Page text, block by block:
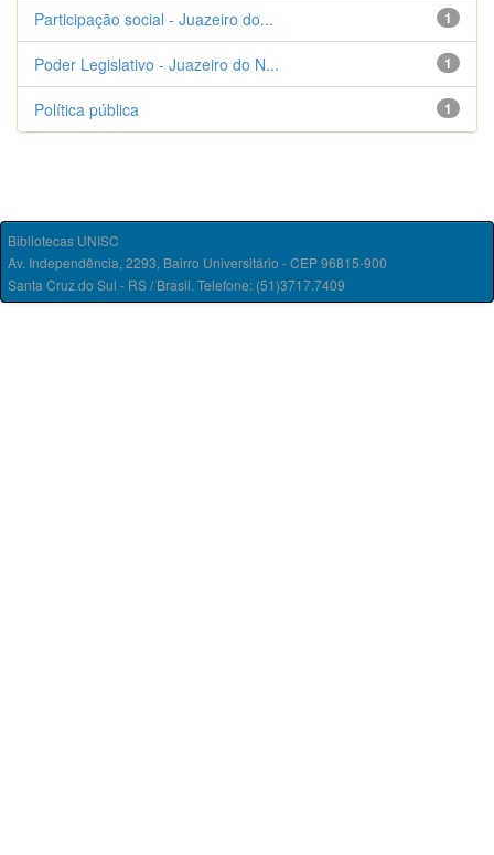
1
Participação social - Juazeiro do...
1
Poder Legislativo - Juazeiro do N...
1
Política pública
Bibliotecas UNISC
Av. Independência, 2293, Bairro Universitário - CEP 96815-900
Santa Cruz do Sul - RS / Brasil. Telefone: (51)3717.7409